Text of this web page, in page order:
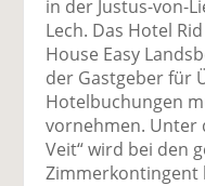
in der Justus-von-
Lech. Das Hotel
House Easy
der Gastgeber für
Hotelbuchungen
vornehmen. Unter
Veit“ wird bei den
Zimmerkontingent